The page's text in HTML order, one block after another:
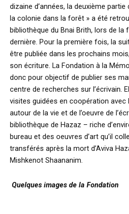
dizaine d’années, la deuxième
la colonie dans la forêt » a été
bibliothèque du Bnai Brith, lors de la
dernière. Pour la première fois, la
être publiée dans les prochains
son écriture. La Fondation à la
donc pour objectif de publier ses
centre de recherches sur l’écrivain.
visites guidées en coopération avec
autour de la vie et de l’oeuvre de
bibliothèque de Hazaz – riche
bureau et des oeuvres d’art qu’il
transférés après la mort d’Aviva
Mishkenot Shaananim.
Quelques images de la Fondation